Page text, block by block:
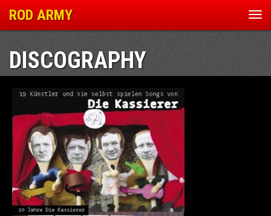
ROD ARMY
DISCOGRAPHY